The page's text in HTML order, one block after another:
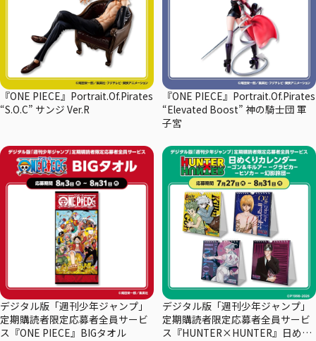
『ONE PIECE』Portrait.Of.Pirates
“S.O.C” サンジ Ver.R
『ONE PIECE』Portrait.Of.Pirates
“Elevated Boost” 神の騎士団 軍
子宮
デジタル版「週刊少年ジャンプ」
定期購読者限定応募者全員サービ
ス『ONE PIECE』BIGタオル
デジタル版「週刊少年ジャンプ」
定期購読者限定応募者全員サービ
ス『HUNTER×HUNTER』日めく